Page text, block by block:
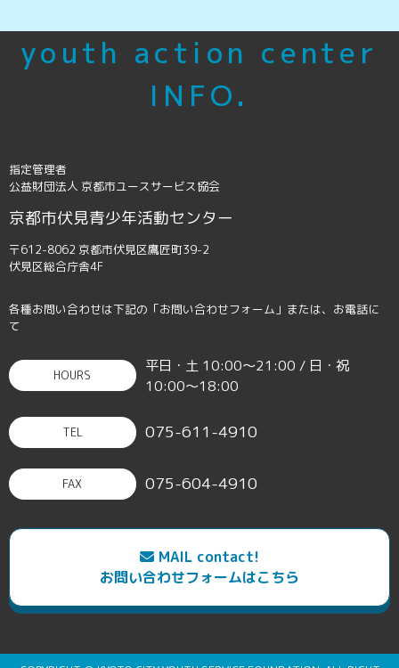
youth action center
INFO.
指定管理者
公益財団法人 京都市ユースサービス協会
京都市伏見青少年活動センター
〒612-8062 京都市伏見区鷹匠町39-2
伏見区総合庁舎4F
各種お問い合わせは下記の「お問い合わせフォーム」または、お電話に
て
HOURS
平日・土 10:00〜21:00 / 日・祝
10:00〜18:00
TEL 075-611-4910
FAX 075-604-4910
MAIL contact!
お問い合わせフォームはこちら